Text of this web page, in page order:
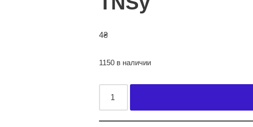
4₴
1150 в наличии